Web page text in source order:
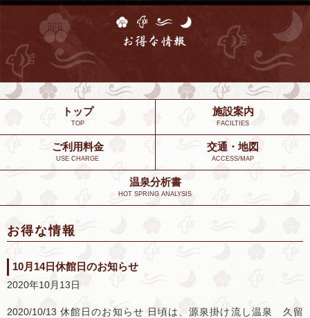
トップ
TOP
施設案内
FACILTIES
ご利用料金
USE CHARGE
交通・地図
ACCESS/MAP
温泉分析書
HOT SPRING ANALYSIS
お得な情報
10月14日休館日のお知らせ
2020年10月13日
2020/10/13 休館日のお知らせ 日頃は、源泉掛け流し温泉 久留